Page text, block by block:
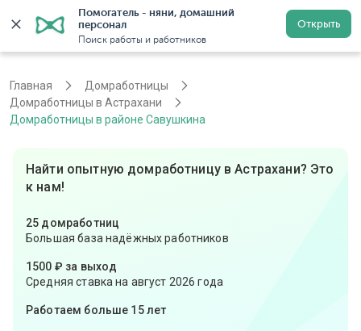
Помогатель - няни, домашний
персонал
Поиск работы и работников
Открыть
Астрахань Регистрация
Главная
Домработницы
Домработницы в Астрахани
Домработницы в районе Савушкина
Найти опытную домработницу в Астрахани? Это
к нам!
25 домработниц
Большая база надёжных работников
1500 ₽ за выход
Средняя ставка на август 2026 года
Работаем больше 15 лет